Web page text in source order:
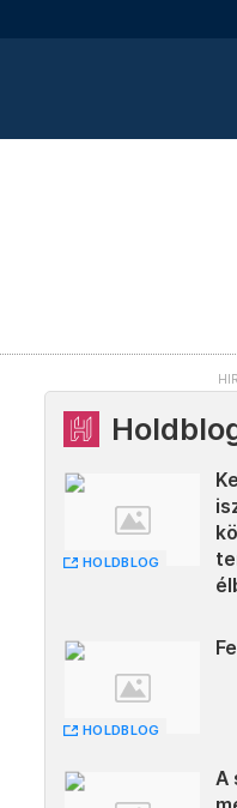
HOLDBLOG
HOLDBLOG
A